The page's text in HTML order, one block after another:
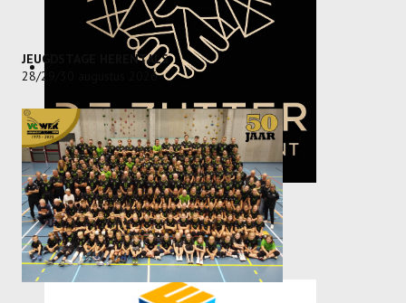
JEUGDSTAGE HERENTALS
28/29/30 augustus 2026